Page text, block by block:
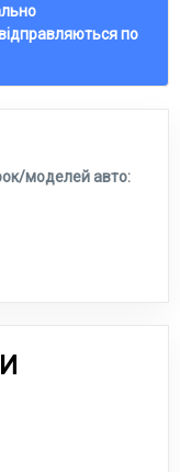
по
моделей авто: